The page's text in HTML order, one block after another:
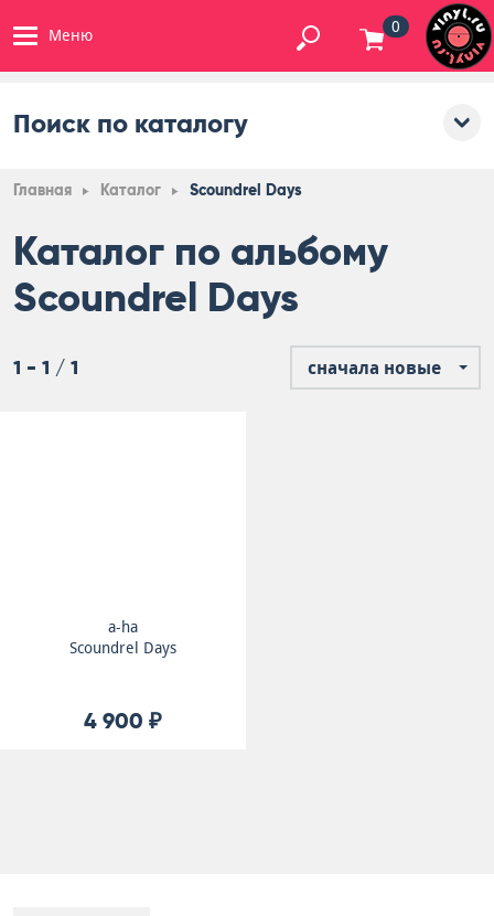
Меню 0
Поиск по каталогу
Главная Каталог Scoundrel Days
Каталог по альбому
Scoundrel Days
1 - 1 / 1 сначала новые
a-ha
Scoundrel Days
4 900 ₽